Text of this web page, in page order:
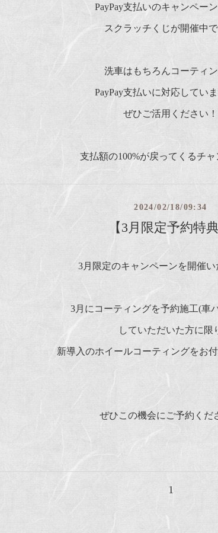
PayPay支払いのキャンペー
スクラッチくじが開催中で
洗車はもちろんコーティ
PayPay支払いに対応してい
ぜひご活用ください！
支払額の100%が戻ってくるチャ
2024/02/18/09:34
【3月限定予約特典
3月限定のキャンペーンを開催い
3月にコーティングを予約施工(車
していただいた方に限
新導入のホイールコーティングをお付
ぜひこの機会にご予約くだ
1